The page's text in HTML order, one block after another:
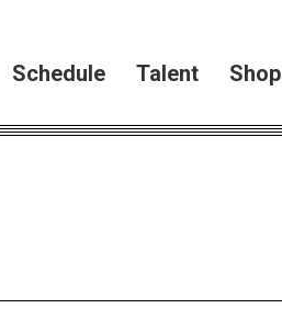
Schedule Talent Shop